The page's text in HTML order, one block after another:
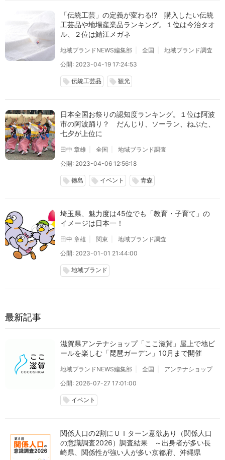
「伝統工芸」の定義が変わる!? 購入したい伝統
工芸品や地場産業品ランキング。１位は今治タオ
ル、２位は鯖江メガネ
地域ブランドNEWS編集部 全国
地域ブランド調査
公開: 2023-04-19 17:24:53
local_offer 伝統工芸品 local_offer 観光
日本全国お祭りの認知度ランキング。１位は阿波
市の阿波踊り？ だんじり、ソーラン、ねぶた、
七夕が上位に
田中 章雄 全国
地域ブランド調査
公開: 2023-04-06 12:56:18
local_offer 徳島 local_offer イベント local_offer 青森
埼玉県、魅力度は45位でも「教育・子育て」の
イメージは日本一！
田中 章雄 関東
地域ブランド調査
公開: 2023-01-01 21:44:00
local_offer 地域ブランド
最新記事
滋賀県アンテナショップ「ここ滋賀」屋上で地ビ
ールを楽しむ「琵琶ガーデン」10月まで開催
地域ブランドNEWS編集部 全国
アンテナショップ
公開: 2026-07-27 17:01:00
local_offer イベント
関係人口の2割にＵＩターン意欲あり（関係人口
の意識調査2026）調査結果 ～出身者が多い長
崎県、関係性が強い人が多い京都府、沖縄県